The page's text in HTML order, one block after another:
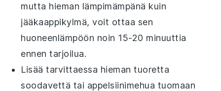
mutta hieman lämpimämpänä kuin
jääkaappikylmä, voit ottaa sen
huoneenlämpöön noin 15-20 minuuttia
ennen tarjoilua.
Lisää tarvittaessa hieman tuoretta
soodavettä tai appelsiinimehua tuomaan